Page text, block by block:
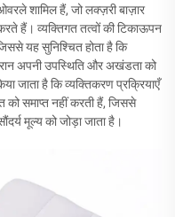
शामिल हैं, जो लक्ज़री बाज़ार
हैं। व्यक्तिगत तत्वों की टिकाऊपन
यह सुनिश्चित होता है कि
अपनी उपस्थिति और अखंडता को
जाता है कि व्यक्तिकरण प्रक्रियाएँ
को समाप्त नहीं करती हैं, जिससे
मूल्य को जोड़ा जाता है।